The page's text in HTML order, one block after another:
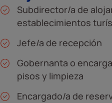
Subdirector/a de
establecimientos
Jefe/a de recepción
Gobernanta o
pisos y limpieza
Encargado/a de